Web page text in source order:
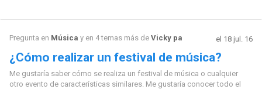
Pregunta en Música y en 4 temas más de Vicky pa el 18 jul. 16
¿Cómo realizar un festival de música?
Me gustaría saber cómo se realiza un festival de música o cualquier
otro evento de características similares. Me gustaría conocer todo el